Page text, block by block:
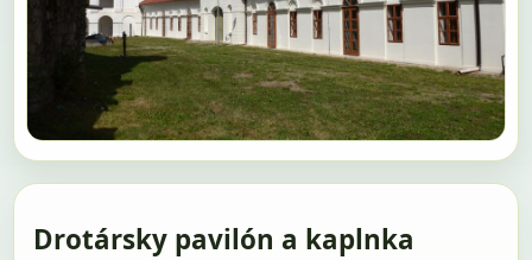
Drotársky pavilón a kaplnka